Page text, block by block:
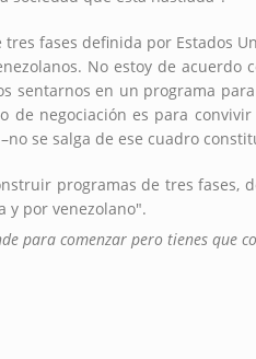
tres fases definida por Estados
No estoy de
sentarnos en un programa
de negociación es para
se salga de ese cuadro
programas de tres fases,
y por venezolano".
para comenzar pero tienes que